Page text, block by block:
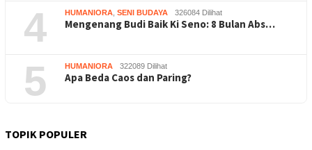
4 HUMANIORA SENI BUDAYA 326084 Dilihat
Mengenang Budi Baik Ki Seno: 8 Bulan Abs…
5 HUMANIORA 322089 Dilihat
Apa Beda Caos dan Paring?
TOPIK POPULER